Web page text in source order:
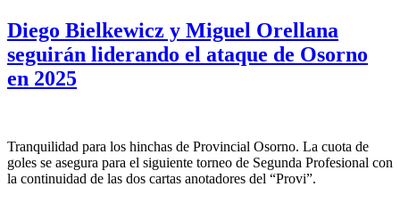
Diego Bielkewicz y Miguel Orellana
seguirán liderando el ataque de Osorno
en 2025
Tranquilidad para los hinchas de Provincial Osorno. La cuota de
goles se asegura para el siguiente torneo de Segunda Profesional con
la continuidad de las dos cartas anotadores del “Provi”.